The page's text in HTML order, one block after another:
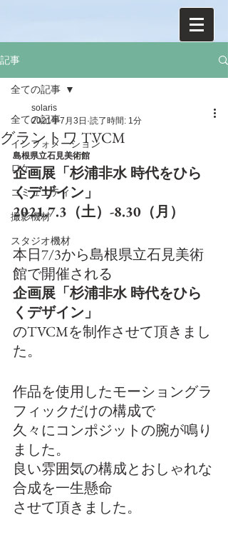
記事
全ての記事
インフォメーション
ロケ
コミュニティ
撮影機材
スタジオ機材
全ての記事
グラントワ TVCM
solaris
2021年7月3日 読了時間: 1分
島根県立石見美術館
企画展「杉浦非水 時代をひら
くデザイン」
2021.7.3（土）-8.30（月）
本日7/3から島根県立石見美術
館で開催される
企画展「杉浦非水 時代をひら
くデザイン」
のTVCMを制作させて頂きまし
た。
作品を使用したモーショングラ
フィックだけの構成で
久々にコンポジットの腕が鳴り
ました。
良い雰囲気の構成とおしゃれな
合成を一生懸命
させて頂きました。